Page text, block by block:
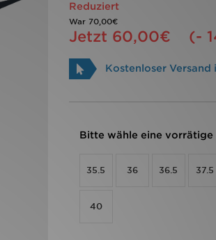
Reduziert
War 70,00€
Jetzt 60,00€ (-
Kostenloser Versand
Bitte wähle eine vorrätige
35.5 36 36.5 37.5
40